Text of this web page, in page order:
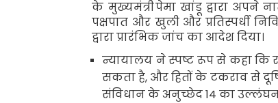
के मुख्यमंत्रीपेमा खांडू द्वारा अपने
पक्षपात और खुली और प्रतिस्पर्धी
द्वारा प्रारंभिक जांच का आदेश दिया।
न्यायालय ने स्पष्ट रूप से कहा कि
सकता है, और हितों के टकराव से
संविधान के अनुच्छेद14का उल्लंघन